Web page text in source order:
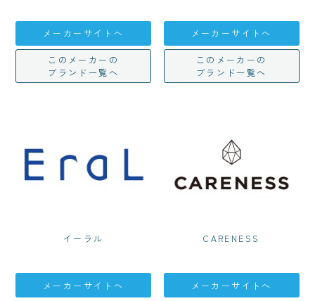
メーカーサイトへ
このメーカーの
ブランド一覧へ
メーカーサイトへ
このメーカーの
ブランド一覧へ
イーラル
メーカーサイトへ
CARENESS
メーカーサイトへ